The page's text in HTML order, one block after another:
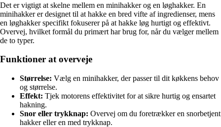
Det er vigtigt at skelne mellem en minihakker og en løghakker. En
minihakker er designet til at hakke en bred vifte af ingredienser, mens
en løghakker specifikt fokuserer på at hakke løg hurtigt og effektivt.
Overvej, hvilket formål du primært har brug for, når du vælger mellem
de to typer.
Funktioner at overveje
Størrelse: Vælg en minihakker, der passer til dit køkkens behov
og størrelse.
Effekt: Tjek motorens effektivitet for at sikre hurtig og ensartet
hakning.
Snor eller trykknap: Overvej om du foretrækker en snorbetjent
hakker eller en med trykknap.